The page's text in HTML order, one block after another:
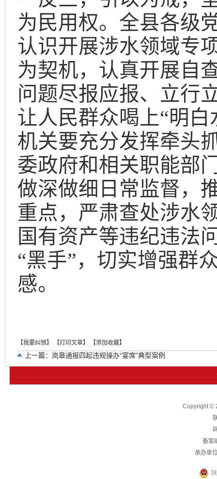
为民用权。全县各级
认识开展涉水领域专
为契机，认真开展自
问题尽报应报、立行
让人民群众喝上“明白
机关要充分发挥牵头
委政府和相关职能部
做深做细日常监督，
重点，严肃查处涉水
国有资产等违纪违法
“黑手”，切实增强群
感。
【我要纠错】 【打印文章】 【添加收藏】
上一篇： 岚皋通报四起违规操办“宴席”典型案例
Copyright ©
备案
承办单